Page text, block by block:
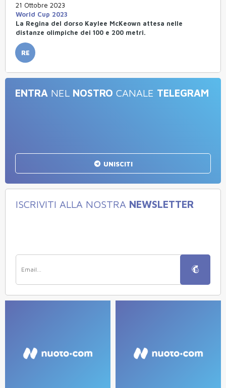
21 Ottobre 2023
World Cup 2023
La Regina del dorso Kaylee McKeown attesa nelle
distanze olimpiche dei 100 e 200 metri.
RE
ENTRA NEL NOSTRO CANALE TELEGRAM
UNISCITI
ISCRIVITI ALLA NOSTRA NEWSLETTER